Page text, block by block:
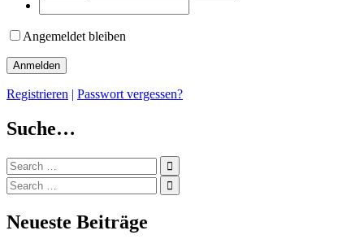
Angemeldet bleiben
Registrieren | Passwort vergessen?
Suche…
Search
for:
Search
for:
Neueste Beiträge